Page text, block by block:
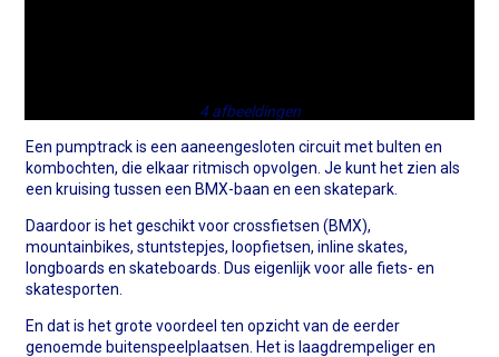
4 afbeeldingen
Een pumptrack is een aaneengesloten circuit met bulten en
kombochten, die elkaar ritmisch opvolgen. Je kunt het zien als
een kruising tussen een BMX-baan en een skatepark.
Daardoor is het geschikt voor crossfietsen (BMX),
mountainbikes, stuntstepjes, loopfietsen, inline skates,
longboards en skateboards. Dus eigenlijk voor alle fiets- en
skatesporten.
En dat is het grote voordeel ten opzicht van de eerder
genoemde buitenspeelplaatsen. Het is laagdrempeliger en